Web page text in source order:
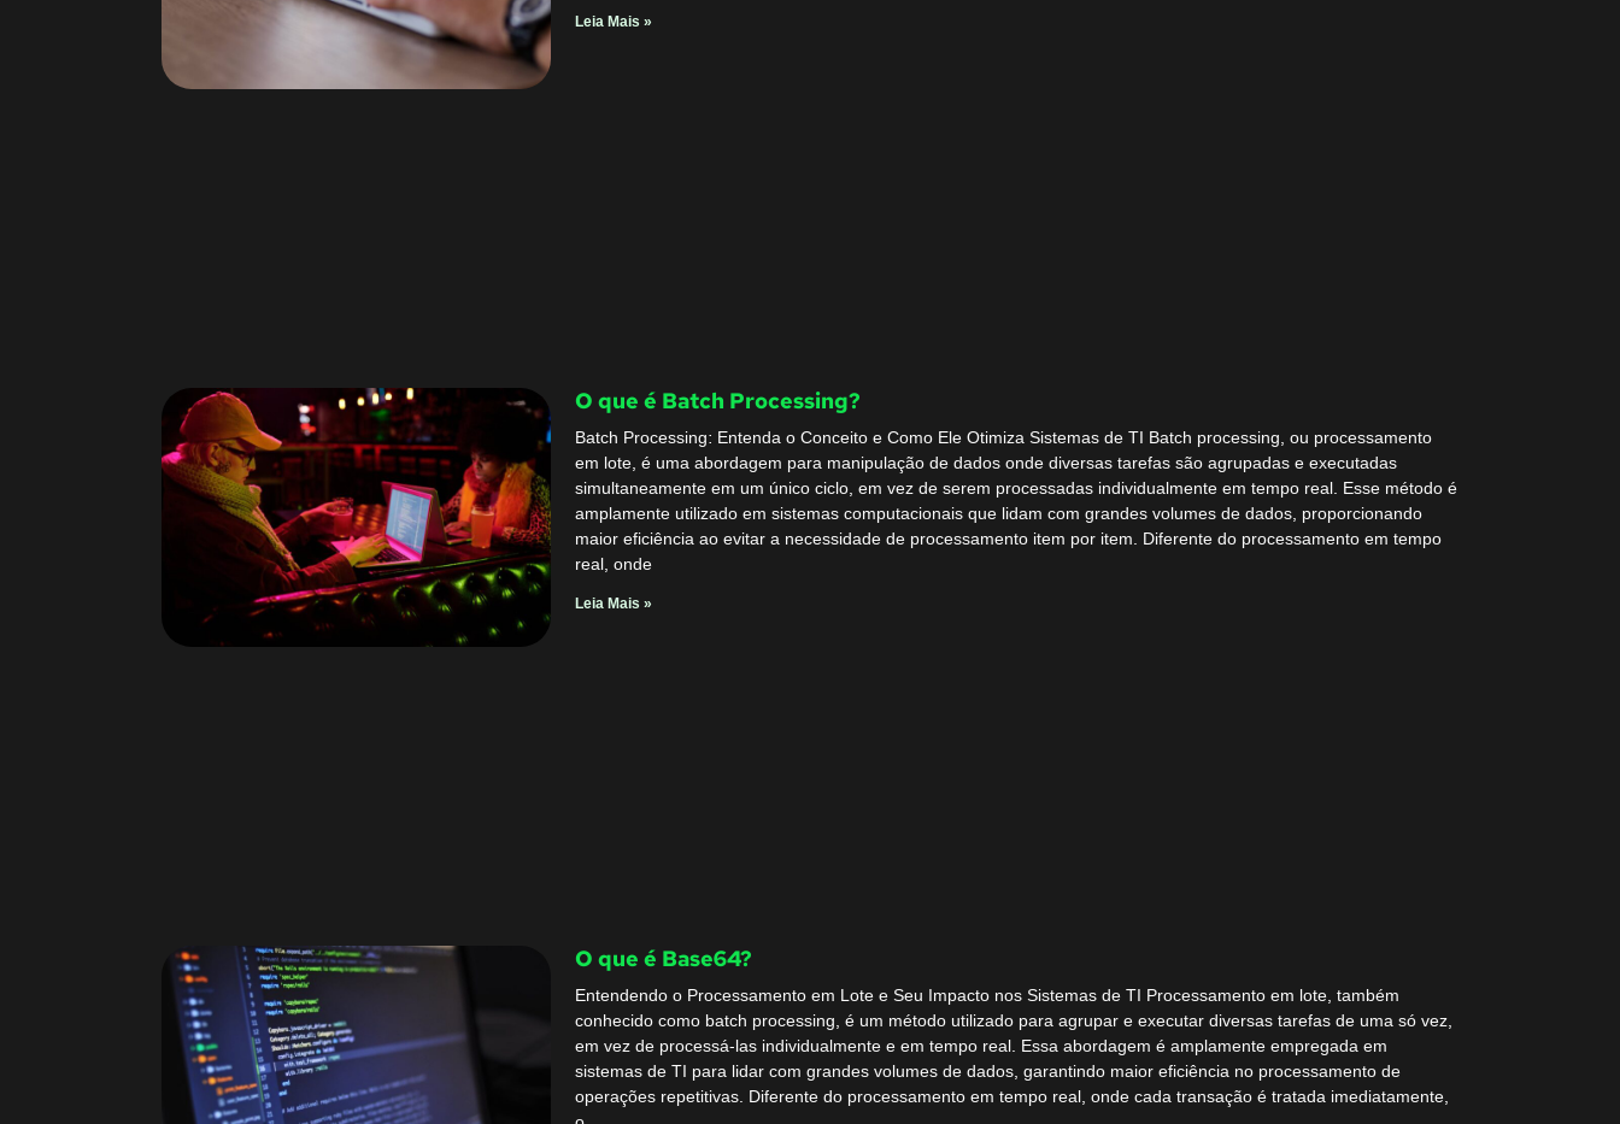
Leia Mais »
O que é Batch Processing?
Batch Processing: Entenda o Conceito e Como Ele Otimiza Sistemas de TI Batch processing, ou processamento
em lote, é uma abordagem para manipulação de dados onde diversas tarefas são agrupadas e executadas
simultaneamente em um único ciclo, em vez de serem processadas individualmente em tempo real. Esse método é
amplamente utilizado em sistemas computacionais que lidam com grandes volumes de dados, proporcionando
maior eficiência ao evitar a necessidade de processamento item por item. Diferente do processamento em tempo
real, onde
Leia Mais »
O que é Base64?
Entendendo o Processamento em Lote e Seu Impacto nos Sistemas de TI Processamento em lote, também
conhecido como batch processing, é um método utilizado para agrupar e executar diversas tarefas de uma só vez,
em vez de processá-las individualmente e em tempo real. Essa abordagem é amplamente empregada em
sistemas de TI para lidar com grandes volumes de dados, garantindo maior eficiência no processamento de
operações repetitivas. Diferente do processamento em tempo real, onde cada transação é tratada imediatamente,